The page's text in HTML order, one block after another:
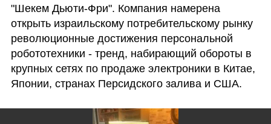
"Шекем Дьюти-Фри". Компания намерена
открыть израильскому потребительскому рынку
революционные достижения персональной
робототехники - тренд, набирающий обороты в
крупных сетях по продаже электроники в Китае,
Японии, странах Персидского залива и США.